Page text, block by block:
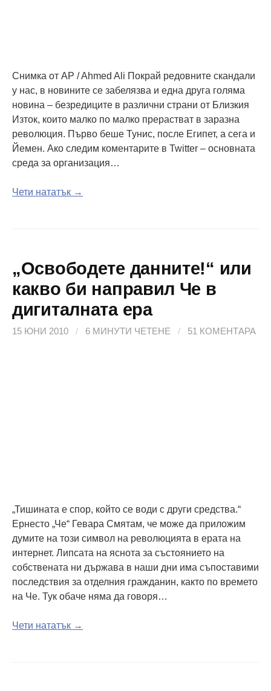
Снимка от AP / Ahmed Ali Покрай редовните скандали
у нас, в новините се забелязва и една друга голяма
новина – безредиците в различни страни от Близкия
Изток, които малко по малко прерастват в заразна
революция. Първо беше Тунис, после Египет, а сега и
Йемен. Ако следим коментарите в Twitter – основната
среда за организация…
Чети нататък →
„Освободете данните!“ или
какво би направил Че в
дигиталната ера
15 ЮНИ 2010 / 6 МИНУТИ ЧЕТЕНЕ / 51 КОМЕНТАРА
„Тишината е спор, който се води с други средства.“
Ернесто „Че“ Гевара Смятам, че може да приложим
думите на този символ на революцията в ерата на
интернет. Липсата на яснота за състоянието на
собствената ни държава в наши дни има съпоставими
последствия за отделния гражданин, както по времето
на Че. Тук обаче няма да говоря…
Чети нататък →